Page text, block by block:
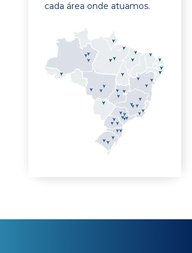
cada área onde atuamos.